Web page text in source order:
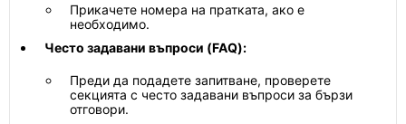
Прикачете номера на пратката, ако е
необходимо.
Често задавани въпроси (FAQ):
Преди да подадете запитване, проверете
секцията с често задавани въпроси за бързи
отговори.